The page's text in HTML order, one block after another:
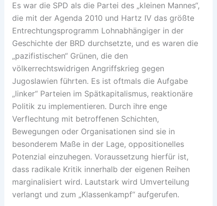
Es war die SPD als die Partei des „kleinen Mannes“,
die mit der Agenda 2010 und Hartz IV das größte
Entrechtungsprogramm Lohnabhängiger in der
Geschichte der BRD durchsetzte, und es waren die
„pazifistischen“ Grünen, die den
völkerrechtswidrigen Angriffskrieg gegen
Jugoslawien führten. Es ist oftmals die Aufgabe
„linker“ Parteien im Spätkapitalismus, reaktionäre
Politik zu implementieren. Durch ihre enge
Verflechtung mit betroffenen Schichten,
Bewegungen oder Organisationen sind sie in
besonderem Maße in der Lage, oppositionelles
Potenzial einzuhegen. Voraussetzung hierfür ist,
dass radikale Kritik innerhalb der eigenen Reihen
marginalisiert wird. Lautstark wird Umverteilung
verlangt und zum „Klassenkampf“ aufgerufen.